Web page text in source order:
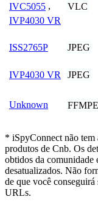
IVC5055 ,
IVP4030 VR
VLC
ISS2765P JPEG
IVP4030 VR JPEG
Unknown
* iSpyConnect não tem
produtos de Cnb. Os
obtidos da comunidade
desatualizados. Não
de que você conseguirá
URLs.